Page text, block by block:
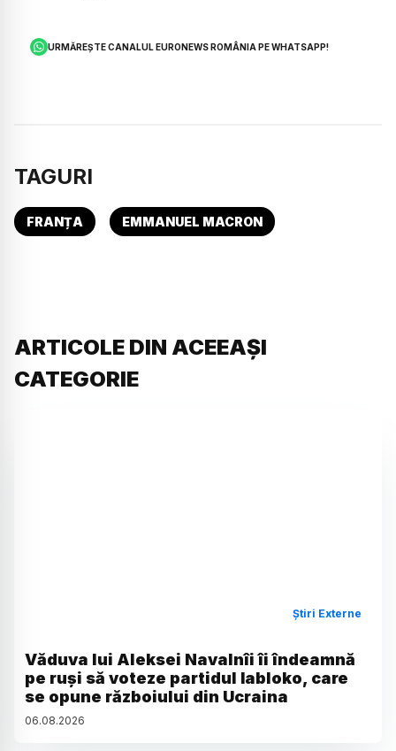
URMĂREȘTE CANALUL EURONEWS ROMÂNIA PE WHATSAPP!
TAGURI
FRANȚA EMMANUEL MACRON
ARTICOLE DIN ACEEAȘI
CATEGORIE
Știri Externe
Văduva lui Aleksei Navalnîi îi îndeamnă
pe ruși să voteze partidul Iabloko, care
se opune războiului din Ucraina
06.08.2026